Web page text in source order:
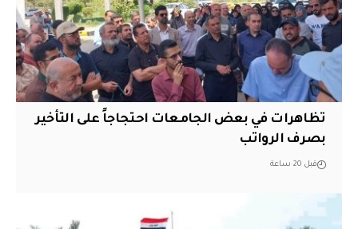
تظاهرات في بعض الجامعات احتجاجاً على التأخير
بصرف الرواتب
قبل 20 ساعة